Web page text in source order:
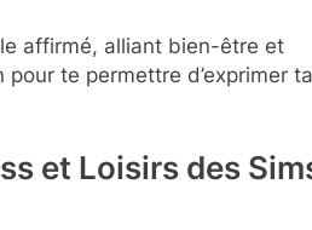
affirmé, alliant bien-être et
te permettre d’exprimer ta
et Loisirs des